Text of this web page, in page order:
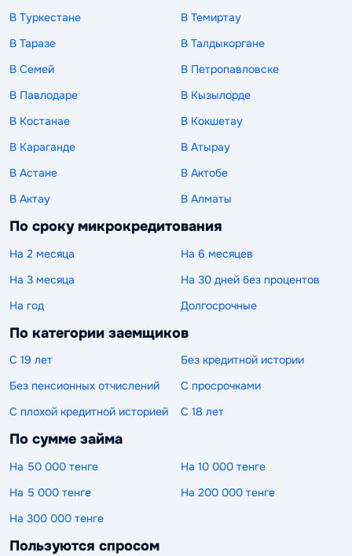
В Туркестане
В Темиртау
В Таразе
В Талдыкоргане
В Семей
В Петропавловске
В Павлодаре
В Кызылорде
В Костанае
В Кокшетау
В Караганде
В Атырау
В Астане
В Актобе
В Актау
В Алматы
По сроку микрокредитования
На 2 месяца
На 6 месяцев
На 3 месяца
На 30 дней без процентов
На год
Долгосрочные
По категории заемщиков
С 19 лет
Без кредитной истории
Без пенсионных отчислений
С просрочками
С плохой кредитной историей
С 18 лет
По сумме займа
На 50 000 тенге
На 10 000 тенге
На 5 000 тенге
На 200 000 тенге
На 300 000 тенге
Пользуются спросом